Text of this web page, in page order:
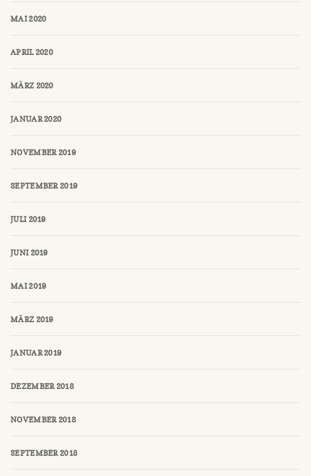
MAI 2020
APRIL 2020
MÄRZ 2020
JANUAR 2020
NOVEMBER 2019
SEPTEMBER 2019
JULI 2019
JUNI 2019
MAI 2019
MÄRZ 2019
JANUAR 2019
DEZEMBER 2018
NOVEMBER 2018
SEPTEMBER 2018